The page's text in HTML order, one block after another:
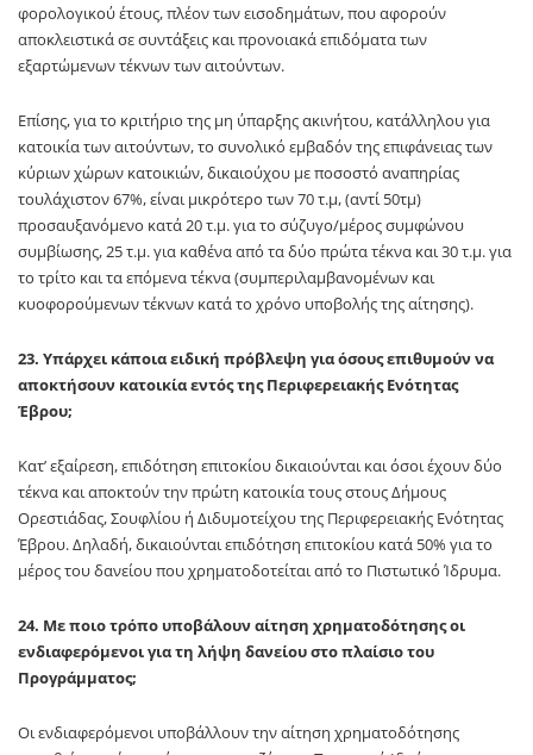
φορολογικού έτους, πλέον των εισοδημάτων, που αφορούν
αποκλειστικά σε συντάξεις και προνοιακά επιδόματα των
εξαρτώμενων τέκνων των αιτούντων.
Επίσης, για το κριτήριο της μη ύπαρξης ακινήτου, κατάλληλου για
κατοικία των αιτούντων, το συνολικό εμβαδόν της επιφάνειας των
κύριων χώρων κατοικιών, δικαιούχου με ποσοστό αναπηρίας
τουλάχιστον 67%, είναι μικρότερο των 70 τ.μ, (αντί 50τμ)
προσαυξανόμενο κατά 20 τ.μ. για το σύζυγο/μέρος συμφώνου
συμβίωσης, 25 τ.μ. για καθένα από τα δύο πρώτα τέκνα και 30 τ.μ. για
το τρίτο και τα επόμενα τέκνα (συμπεριλαμβανομένων και
κυοφορούμενων τέκνων κατά το χρόνο υποβολής της αίτησης).
23. Υπάρχει κάποια ειδική πρόβλεψη για όσους επιθυμούν να
αποκτήσουν κατοικία εντός της Περιφερειακής Ενότητας
Έβρου;
Κατ’ εξαίρεση, επιδότηση επιτοκίου δικαιούνται και όσοι έχουν δύο
τέκνα και αποκτούν την πρώτη κατοικία τους στους Δήμους
Ορεστιάδας, Σουφλίου ή Διδυμοτείχου της Περιφερειακής Ενότητας
Έβρου. Δηλαδή, δικαιούνται επιδότηση επιτοκίου κατά 50% για το
μέρος του δανείου που χρηματοδοτείται από το Πιστωτικό Ίδρυμα.
24. Με ποιο τρόπο υποβάλουν αίτηση χρηματοδότησης οι
ενδιαφερόμενοι για τη λήψη δανείου στο πλαίσιο του
Προγράμματος;
Οι ενδιαφερόμενοι υποβάλλουν την αίτηση χρηματοδότησης